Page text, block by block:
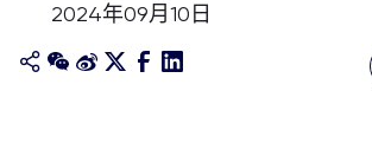
2024年09月10日